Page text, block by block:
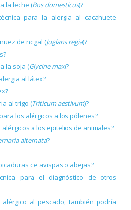
la leche (Bos domesticus)?
para la alergia al cacahuete
de nogal (Juglans regia)?
la soja (Glycine max)?
al látex?
al trigo (Triticum aestivum)?
los alérgicos a los pólenes?
alérgicos a los epitelios de animales?
alternata?
de avispas o abejas?
para el diagnóstico de otros
al pescado, también podría